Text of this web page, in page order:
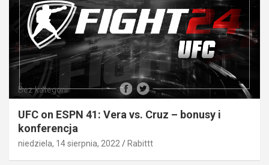
Bez kategorii
UFC on ESPN 41: Vera vs. Cruz – bonusy i
konferencja
niedziela, 14 sierpnia, 2022 Rabittt